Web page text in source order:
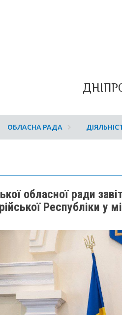
ОБЛАСНА РАДА
обласної ради
Республіки у